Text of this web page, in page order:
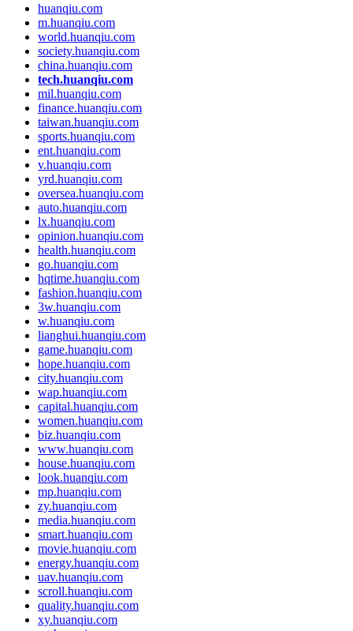
huanqiu.com
m.huanqiu.com
world.huanqiu.com
society.huanqiu.com
china.huanqiu.com
tech.huanqiu.com
mil.huanqiu.com
finance.huanqiu.com
taiwan.huanqiu.com
sports.huanqiu.com
ent.huanqiu.com
v.huanqiu.com
yrd.huanqiu.com
oversea.huanqiu.com
auto.huanqiu.com
lx.huanqiu.com
opinion.huanqiu.com
health.huanqiu.com
go.huanqiu.com
hqtime.huanqiu.com
fashion.huanqiu.com
3w.huanqiu.com
w.huanqiu.com
lianghui.huanqiu.com
game.huanqiu.com
hope.huanqiu.com
city.huanqiu.com
wap.huanqiu.com
capital.huanqiu.com
women.huanqiu.com
biz.huanqiu.com
www.huanqiu.com
house.huanqiu.com
look.huanqiu.com
mp.huanqiu.com
zy.huanqiu.com
media.huanqiu.com
smart.huanqiu.com
movie.huanqiu.com
energy.huanqiu.com
uav.huanqiu.com
scroll.huanqiu.com
quality.huanqiu.com
xy.huanqiu.com